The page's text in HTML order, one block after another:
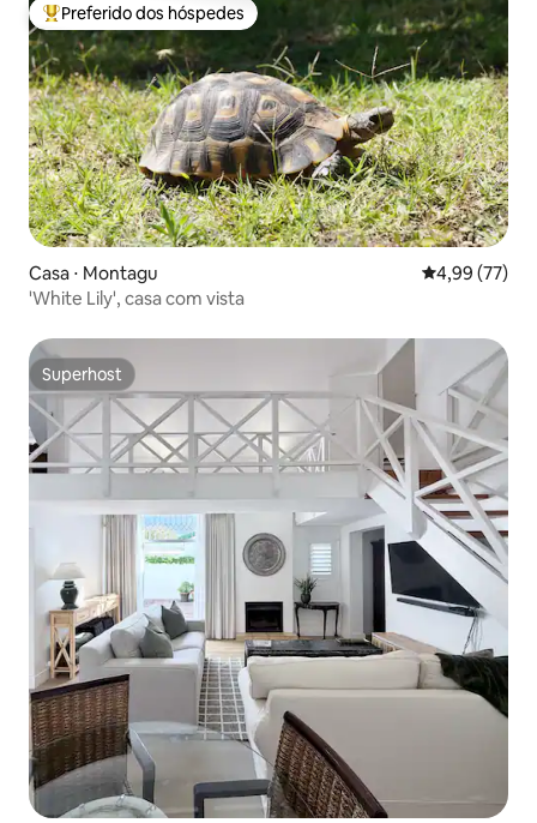
Entre os melhores preferidos dos hóspedes
Preferido dos hóspedes
Casa ⋅ Montagu 4,99 de uma
4,99 (77)
'White Lily', casa com vista
Superhost
Superhost